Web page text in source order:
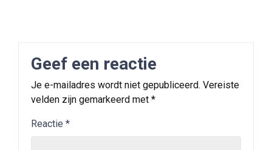
Geef een reactie
Je e-mailadres wordt niet gepubliceerd. Vereiste
velden zijn gemarkeerd met *
Reactie *